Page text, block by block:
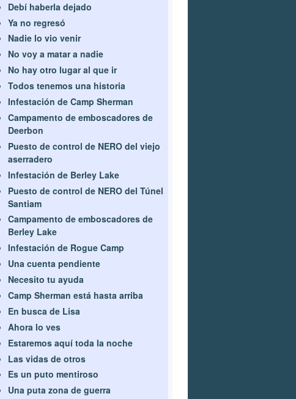
Debí haberla dejado
Ya no regresó
Nadie lo vio venir
No voy a matar a nadie
No hay otro lugar al que ir
Todos tenemos una historia
Infestación de Camp Sherman
Campamento de emboscadores de
Deerbon
Puesto de control de NERO del viejo
aserradero
Infestación de Berley Lake
Puesto de control de NERO del Túnel
Santiam
Campamento de emboscadores de
Berley Lake
Infestación de Rogue Camp
Una cuenta pendiente
Necesito tu ayuda
Camp Sherman está hasta arriba
En busca de Lisa
Ahora lo ves
Estaremos aquí toda la noche
Las vidas de otros
Es un puto mentiroso
Una puta zona de guerra